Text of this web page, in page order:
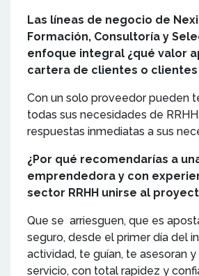
Las líneas de negocio de
Formación, Consultoría y
enfoque integral ¿qué valor
cartera de clientes o
Con un solo proveedor pueden
todas sus necesidades de
respuestas inmediatas a sus
¿Por qué recomendarías a
emprendedora y con
sector RRHH unirse al
Que se arriesguen, que es
seguro, desde el primer día del
actividad, te guían, te asesoran
servicio, con total rapidez y